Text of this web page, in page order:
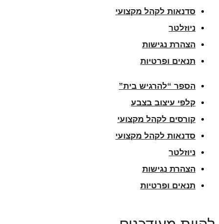
סדנאות לקהל מקצועי
ניוזלטר
הצהרת נגישות
תנאים ופרטיות
הספר “להרגיש בית”
קלפי עיצוב בצבע
קורסים לקהל מקצועי
סדנאות לקהל מקצועי
ניוזלטר
הצהרת נגישות
תנאים ופרטיות